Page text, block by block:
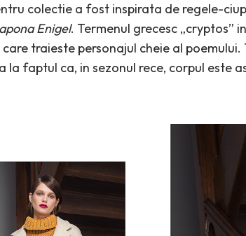
colectie a fost inspirata de regele-
Enigel. Termenul grecesc „cryptos”
traieste personajul cheie al poemului.
faptul ca, in sezonul rece, corpul este